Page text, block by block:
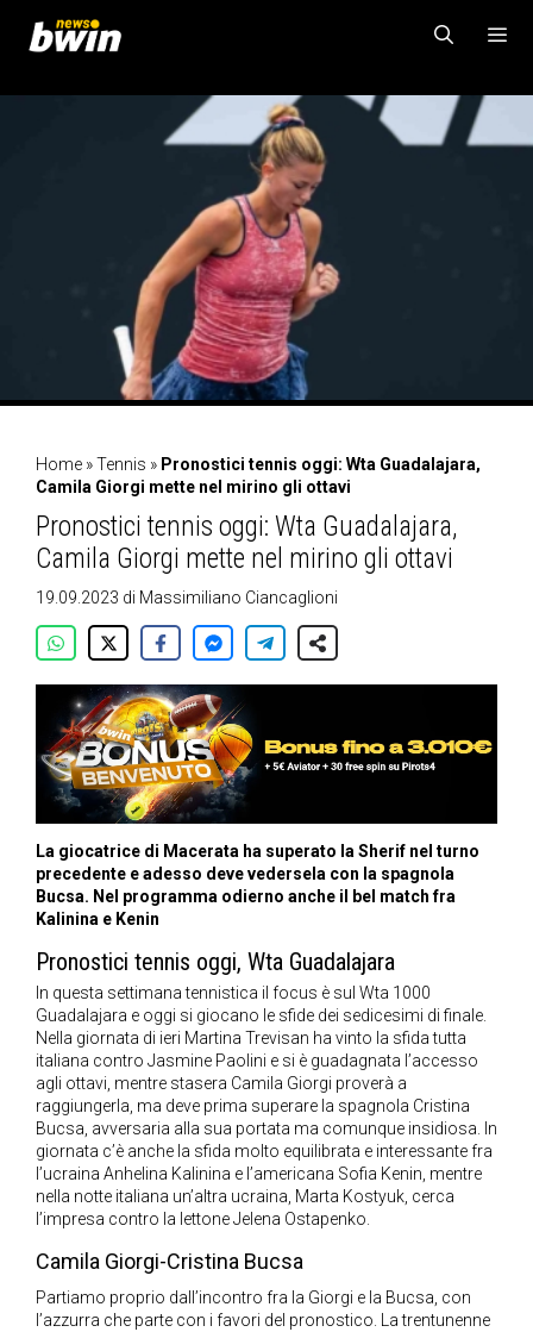
contenuto
MENU
Home »Tennis » Pronostici tennis oggi: Wta Guadalajara,
Camila Giorgi mette nel mirino gli ottavi
Pronostici tennis oggi: Wta Guadalajara,
Camila Giorgi mette nel mirino gli ottavi
19.09.2023 di Massimiliano Ciancaglioni
La giocatrice di Macerata ha superato la Sherif nel turno
precedente e adesso deve vedersela con la spagnola
Bucsa. Nel programma odierno anche il bel match fra
Kalinina e Kenin
Pronostici tennis oggi, Wta Guadalajara
In questa settimana tennistica il focus è sul Wta 1000
Guadalajara e oggi si giocano le sfide dei sedicesimi di finale.
Nella giornata di ieri Martina Trevisan ha vinto la sfida tutta
italiana contro Jasmine Paolini e si è guadagnata l’accesso
agli ottavi, mentre stasera Camila Giorgi proverà a
raggiungerla, ma deve prima superare la spagnola Cristina
Bucsa, avversaria alla sua portata ma comunque insidiosa. In
giornata c’è anche la sfida molto equilibrata e interessante fra
l’ucraina Anhelina Kalinina e l’americana Sofia Kenin, mentre
nella notte italiana un’altra ucraina, Marta Kostyuk, cerca
l’impresa contro la lettone Jelena Ostapenko.
Camila Giorgi-Cristina Bucsa
Partiamo proprio dall’incontro fra la Giorgi e la Bucsa, con
l’azzurra che parte con i favori del pronostico. La trentunenne